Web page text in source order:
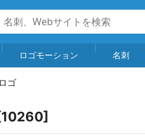
ロゴモーション 名刺
ゴ
10260]